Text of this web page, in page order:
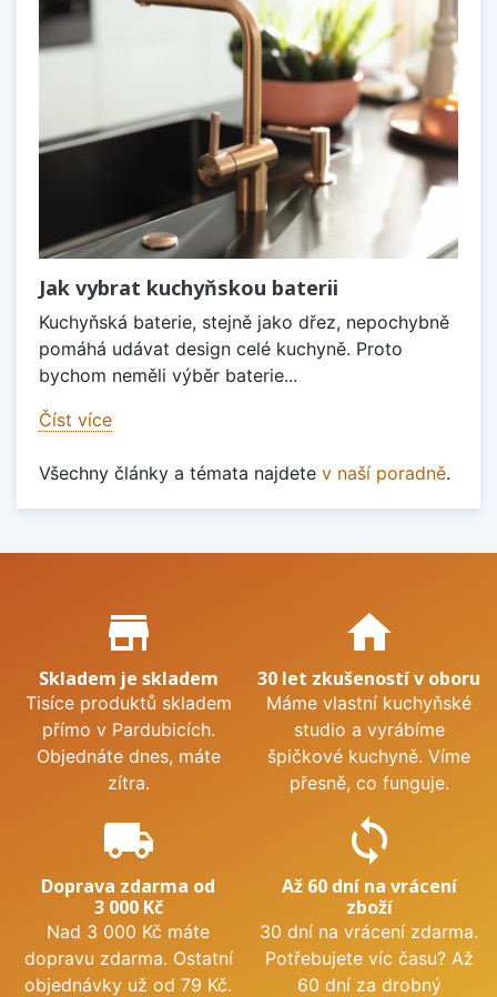
Jak vybrat kuchyňskou baterii
Kuchyňská baterie, stejně jako dřez, nepochybně
pomáhá udávat design celé kuchyně. Proto
bychom neměli výběr baterie...
Číst více
Všechny články a témata najdete v naší poradně.
Proč nakupovat u nás?
store_mall_directory
Skladem je skladem
Tisíce produktů skladem
přímo v Pardubicích.
Objednáte dnes, máte
zítra.
home
30 let zkušeností v oboru
Máme vlastní kuchyňské
studio a vyrábíme
špičkové kuchyně. Víme
přesně, co funguje.
local_shipping
Doprava zdarma od
3 000 Kč
Nad 3 000 Kč máte
dopravu zdarma. Ostatní
objednávky už od 79 Kč.
sync
Až 60 dní na vrácení
zboží
30 dní na vrácení zdarma.
Potřebujete víc času? Až
60 dní za drobný